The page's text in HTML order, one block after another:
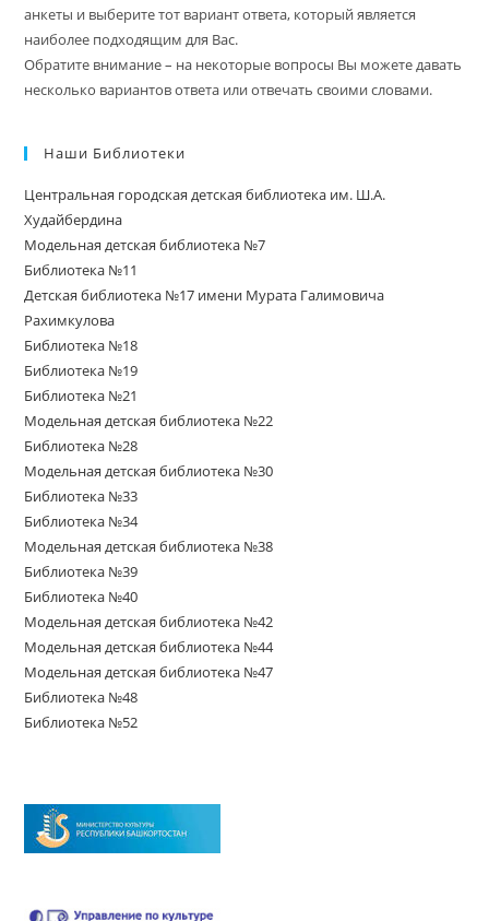
анкеты и выберите тот вариант ответа, который является
наиболее подходящим для Вас.
Обратите внимание – на некоторые вопросы Вы можете давать
несколько вариантов ответа или отвечать своими словами.
Наши Библиотеки
Центральная городская детская библиотека им. Ш.А.
Худайбердина
Модельная детская библиотека №7
Библиотека №11
Детская библиотека №17 имени Мурата Галимовича
Рахимкулова
Библиотека №18
Библиотека №19
Библиотека №21
Модельная детская библиотека №22
Библиотека №28
Модельная детская библиотека №30
Библиотека №33
Библиотека №34
Модельная детская библиотека №38
Библиотека №39
Библиотека №40
Модельная детская библиотека №42
Модельная детская библиотека №44
Модельная детская библиотека №47
Библиотека №48
Библиотека №52